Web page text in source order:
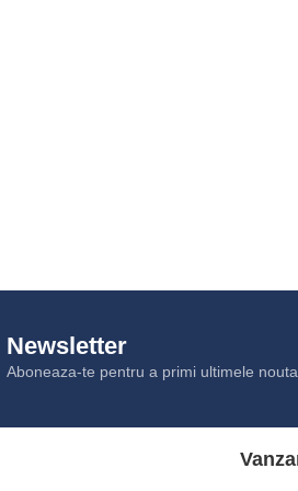
Newsletter
Aboneaza-te pentru a primi ultimele